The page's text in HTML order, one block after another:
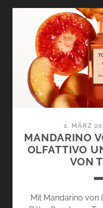
2. MÄRZ
MANDARINO
OLFATTIVO
VON
Mit Mandarino von